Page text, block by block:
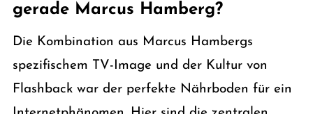
gerade Marcus Hamberg?
Die Kombination aus Marcus Hambergs
spezifischem TV-Image und der Kultur von
Flashback war der perfekte Nährboden für ein